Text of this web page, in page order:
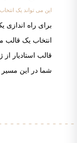
این می تواند یک
برای راه اندازی
انتخاب یک قالب
قالب استادیار
شما در این مسیر